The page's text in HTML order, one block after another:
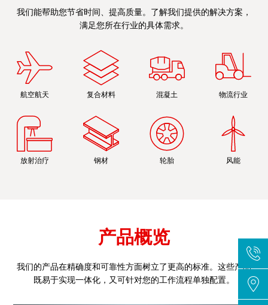
我们能帮助您节省时间、提高质量。了解我们提供的解决方案，
满足您所在行业的具体需求。
航空航天 复合材料 混凝土 物流行业
放射治疗 钢材 轮胎 风能
产品概览
我们的产品在精确度和可靠性方面树立了更高的标准。这些产品
既易于实现一体化，又可针对您的工作流程单独配置。